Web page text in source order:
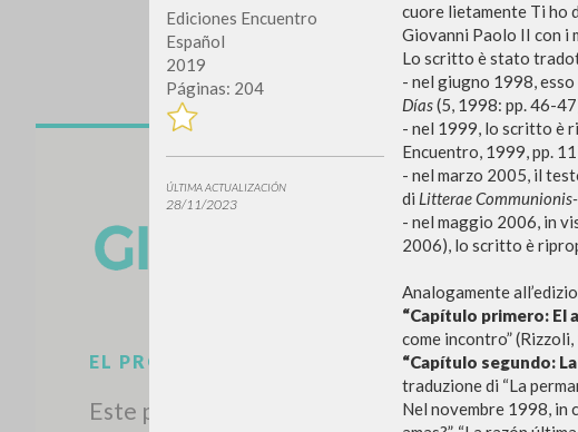
Ediciones Encuentro
Español
2019
Páginas: 204
ÚLTIMA ACTUALIZACIÓN
28/11/2023
cuore lietamente Ti ho
Giovanni Paolo II con i
Lo scritto è stato
- nel giugno 1998,
Días(5, 1998: pp. 46-
- nel 1999, lo scritto è
Encuentro, 1999, pp.
- nel marzo 2005, il
di Litterae
- nel maggio 2006, in
2006), lo scritto è
Analogamente
“Capítulo primero:
come incontro”
“Capítulo segundo:
traduzione di “La
Nel novembre 1998, in
¿Quieres
0
IDIOMA